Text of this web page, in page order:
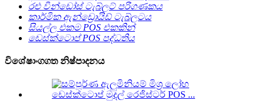
රළු වින්ඩෝස් ටැබ්ලට් පරිගණකය
කාර්මික ඇන්ඩ්‍රොයිඩ් ටැබ්ලටය
සියල්ල එකම POS එකකින්
ඩෙස්ක්ටොප් POS පද්ධතිය
විශේෂාංගගත නිෂ්පාදනය